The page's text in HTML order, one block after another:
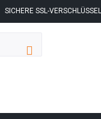
SICHERE SSL-